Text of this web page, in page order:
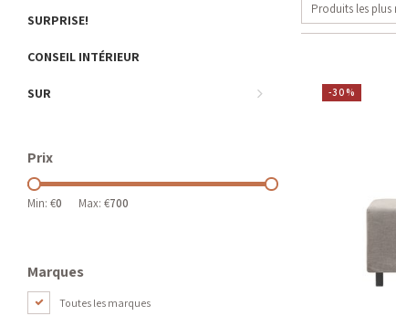
SURPRISE!
CONSEIL INTÉRIEUR
SUR
Prix
Min: €0 Max: €700
Marques
Toutes les marques
Produits les plus
-30%